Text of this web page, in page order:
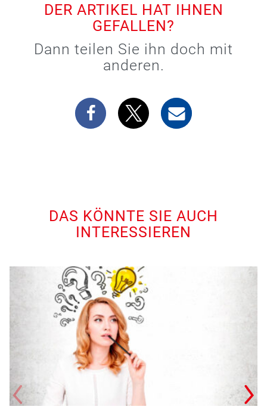
DER ARTIKEL HAT IHNEN
GEFALLEN?
Dann teilen Sie ihn doch mit
anderen.
DAS KÖNNTE SIE AUCH
INTERESSIEREN